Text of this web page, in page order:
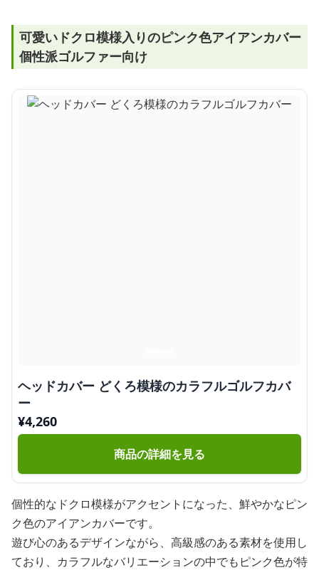
可愛いドクロ模様入りのピンク色アイアンカバー
個性派ゴルファー向け
ヘッドカバー どくろ模様のカラフルゴルフカバ
ー
¥4,260
商品の詳細を見る
個性的なドクロ模様がアクセントになった、鮮やかなピン
ク色のアイアンカバーです。
遊び心のあるデザインながら、高級感のある素材を使用し
ており、カラフルなバリエーションの中でもピンク色が特